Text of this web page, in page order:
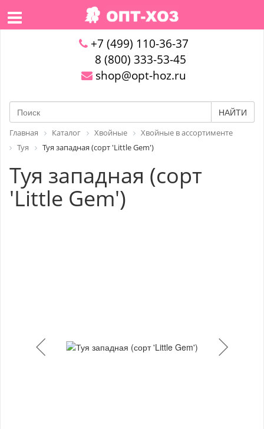
+7 (499) 110-36-37
8 (800) 333-53-45
shop@opt-hoz.ru
НАЙТИ
Главная Каталог Хвойные
Хвойные в ассортименте
Туя
Туя западная (сорт 'Little Gem')
Туя западная (сорт
'Little Gem')